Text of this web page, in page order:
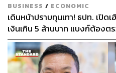
BUSINESS / ECONOMIC
เดินหน้าปราบทุนเทา! ธปท. เปิด
เงินเกิน 5 ล้านบาท แบงก์ต้องต